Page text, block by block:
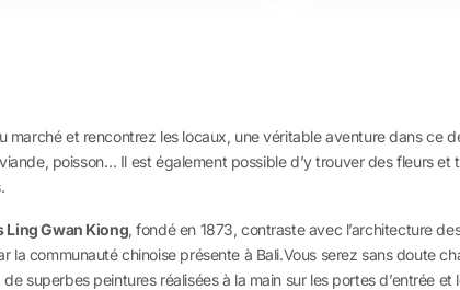
marché et rencontrez les locaux, une véritable aventure dans ce
poisson… Il est également possible d’y trouver des fleurs
Ling Gwan Kiong, fondé en 1873, contraste avec l’architecture
la communauté chinoise présente à Bali.Vous serez sans doute
de superbes peintures réalisées à la main sur les portes d’entrée